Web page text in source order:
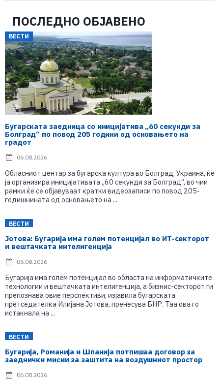
ПОСЛЕДНО ОБЈАВЕНО
ВЕСТИ
Бугарската заедница со иницијатива „60 секунди за
Болград“ по повод 205 години од основањето на
градот
06.08.2026
Обласниот центар за бугарска култура во Болград, Украина, ќе
ја организира иницијативата „60 секунди за Болград“, во чии
рамки ќе се објавуваат кратки видеозаписи по повод 205-
годишнината од основањето на ...
ВЕСТИ
Јотова: Бугарија има голем потенцијал во ИТ-секторот
и вештачката интелигенција
06.08.2026
Бугарија има голем потенцијал во областа на информатичките
технологии и вештачката интелигенција, а бизнис-секторот ги
препознава овие перспективи, изјавила бугарската
претседателка Илијана Јотова, пренесува БНР. Таа ова го
истакнала на ...
ВЕСТИ
Бугарија, Романија и Шпанија потпишаа договор за
заеднички мисии за заштита на воздушниот простор
06.08.2026